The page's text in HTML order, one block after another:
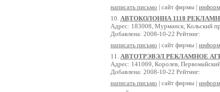
написать письмо | сайт фирмы |
10. АВТОКОЛОННА 1118
Адрес: 183008, Мурманск, Кольский
Добавлена: 2008-10-22 Рейтинг:
написать письмо | сайт фирмы |
11. АВТОТРЭВЭЛ РЕКЛАМНОЕ
Адрес: 141069, Королев,
Добавлена: 2008-10-22 Рейтинг:
написать письмо | сайт фирмы |